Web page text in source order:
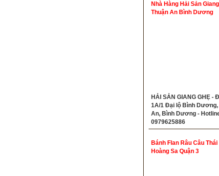
Nhà Hàng Hải Sản
Thuận An Bình Dương
HẢI SẢN GIANG GHẸ -
1A/1 Đại lộ Bình Dương,
An, Bình Dương -
0979625886
Bánh Flan Râu Câu Thái
Hoàng Sa Quận 3